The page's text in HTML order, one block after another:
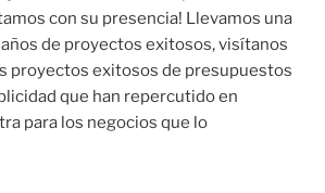
con su presencia! Llevamos una
de proyectos exitosos, visítanos
proyectos exitosos de presupuestos
que han repercutido en
para los negocios que lo